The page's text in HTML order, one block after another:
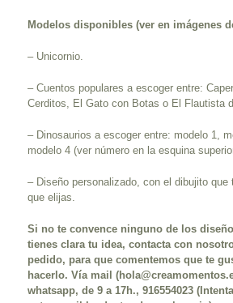
Modelos disponibles (ver en imágenes
– Unicornio.
– Cuentos populares a escoger entre:
Cerditos, El Gato con Botas o El Flautista
– Dinosaurios a escoger entre: modelo 1,
modelo 4 (ver número en la esquina
– Diseño personalizado, con el dibujito
que elijas.
Si no te convence ninguno de los
tienes clara tu idea, contacta con
pedido, para que comentemos que te
hacerlo. Vía mail
whatsapp, de 9 a 17h., 916554023